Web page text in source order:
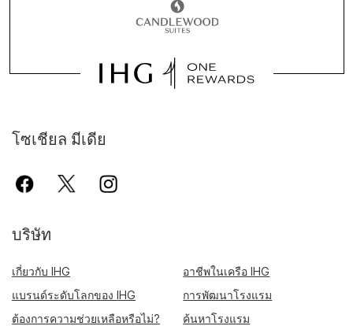
โซเชียล มีเดีย
บริษัท
เกี่ยวกับ IHG
อาชีพในเครือ IHG
แบรนด์ระดับโลกของ IHG
การพัฒนาโรงแรม
ต้องการความช่วยเหลือหรือไม่?
ค้นหาโรงแรม